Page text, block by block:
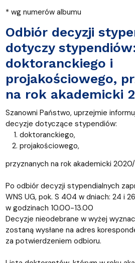
* wg numerów albumu
Odbiór decyzji
dotyczy
doktoranckiego i
projakościowego,
na rok akademicki
Szanowni Państwo, uprzejmie
decyzje dotyczące stypendiów:
doktoranckiego,
projakościowego,
przyznanych na rok akademicki 2020/
Po odbiór decyzji stypendialnych
WNS UG, pok. S 404 w dniach: 24 i
w godzinach 10.00-13.00
Decyzje nieodebrane w wyżej
zostaną wysłane na adres
za potwierdzeniem odbioru.